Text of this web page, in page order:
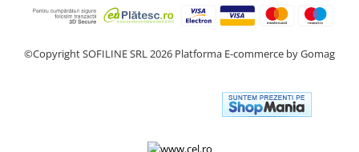
©Copyright SOFILINE SRL 2026 Platforma E-commerce by Gomag